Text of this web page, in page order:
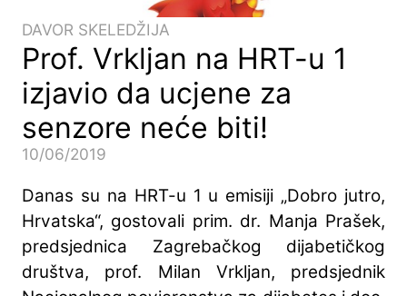
DAVOR SKELEDŽIJA
Prof. Vrkljan na HRT-u 1
izjavio da ucjene za
senzore neće biti!
10/06/2019
Danas su na HRT-u 1 u emisiji „Dobro jutro,
Hrvatska“, gostovali prim. dr. Manja Prašek,
predsjednica Zagrebačkog dijabetičkog
društva, prof. Milan Vrkljan, predsjednik